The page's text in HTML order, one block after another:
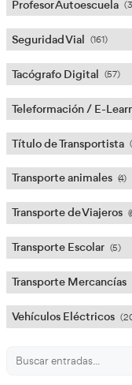
Hoy celebramos
Inteligencia
Logística (195)
Movilidad Segura
Mujeres en el
Noticias
Profesor
Seguridad Vial